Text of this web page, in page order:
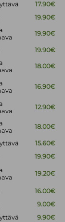
17.90€
19.90€
19.90€
19.90€
18.00€
16.90€
12.90€
18.00€
15.60€
19.90€
19.20€
16.00€
9.00€
9.90€